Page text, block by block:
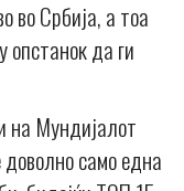
во Србија, а тоа
опстанок да ги
на Мундијалот
само една